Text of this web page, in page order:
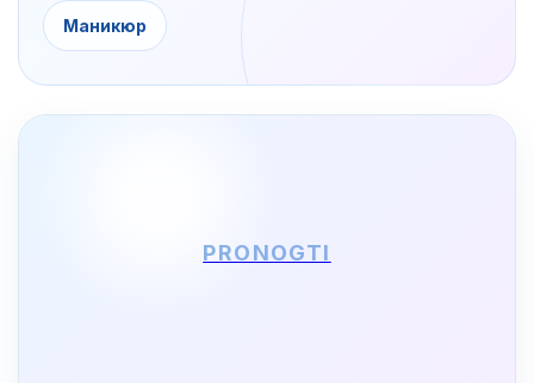
Маникюр
PRONOGTI